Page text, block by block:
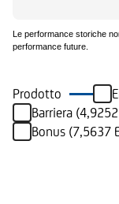
Le performance storiche
performance future.
Prodotto
Barriera (4,9252
Bonus (7,5637